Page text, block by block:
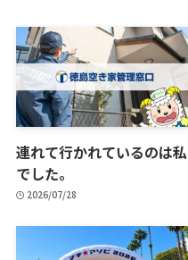
連れて行かれているのは私
でした。
2026/07/28